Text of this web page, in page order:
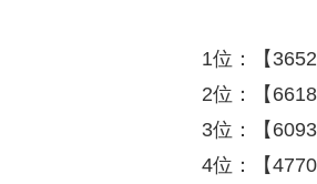
1位：【
2位：【
3位：【
4位：【